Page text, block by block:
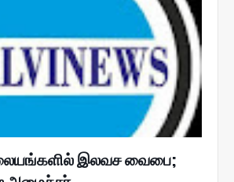
இலவச வைபை;